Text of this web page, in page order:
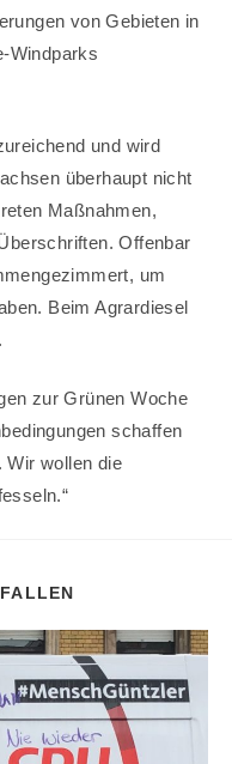
von Gebieten in
Windparks
und wird
überhaupt nicht
Maßnahmen,
Offenbar
um
Beim Agrardiesel
zur Grünen Woche
schaffen
Wir wollen die